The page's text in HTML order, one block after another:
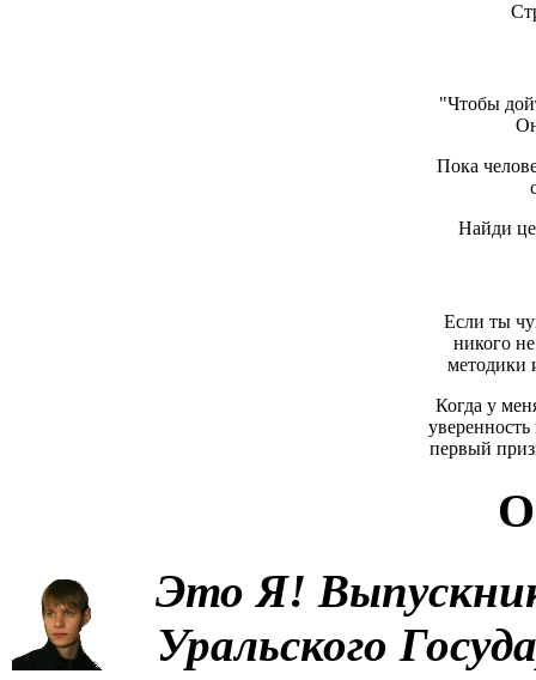
"Чтобы
Пока
Найди
Если ты
никого
методики
Когда у
уверенность
первый
Это Я!
Уральского